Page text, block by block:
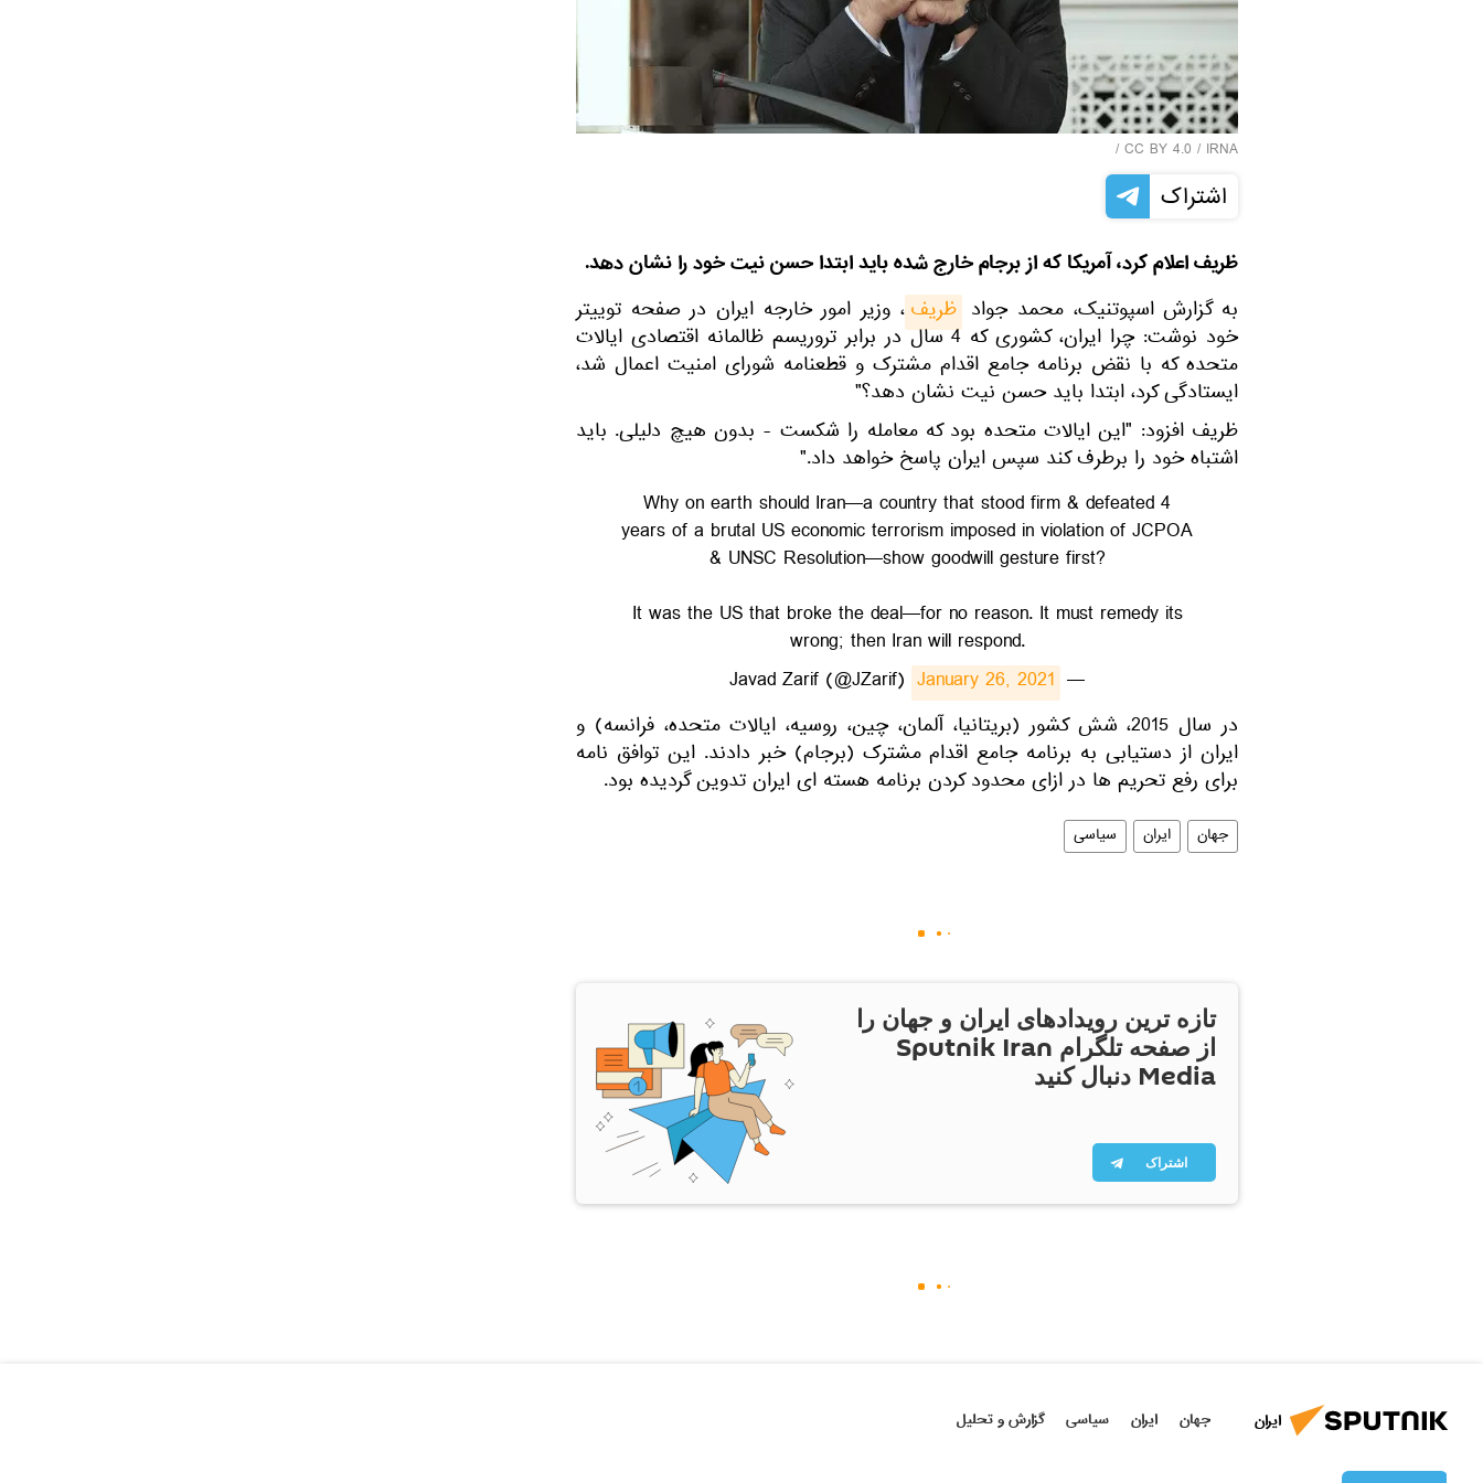
CC BY 4.0 / IRNA
/
اشتراک
ظریف اعلام کرد، آمریکا که از برجام خارج شده باید ابتدا حسن نیت خود را نشان دهد.
به گزارش اسپوتنیک، محمد جواد ظریف، وزیر امور خارجه ایران در صفحه توییتر
خود نوشت: چرا ایران، کشوری که 4 سال در برابر تروریسم ظالمانه اقتصادی ایالات
متحده که با نقض برنامه جامع اقدام مشترک و قطعنامه شورای امنیت اعمال شد،
ایستادگی کرد، ابتدا باید حسن نیت نشان دهد؟"
ظریف افزود: "این ایالات متحده بود که معامله را شکست - بدون هیچ دلیلی. باید
اشتباه خود را برطرف کند سپس ایران پاسخ خواهد داد."
Why on earth should Iran—a country that stood firm & defeated 4
years of a brutal US economic terrorism imposed in violation of JCPOA
& UNSC Resolution—show goodwill gesture first?
It was the US that broke the deal—for no reason. It must remedy its
wrong; then Iran will respond.
— Javad Zarif (@JZarif)
January 26, 2021
در سال 2015، شش کشور (بریتانیا، آلمان، چین، روسیه، ایالات متحده، فرانسه) و
ایران از دستیابی به برنامه جامع اقدام مشترک (برجام) خبر دادند. این توافق نامه
برای رفع تحریم ها در ازای محدود کردن برنامه هسته ای ایران تدوین گردیده بود.
جهان ایران سیاسی
تازه ترین رویدادهای ایران و جهان را
از صفحه تلگرام Sputnik Iran
Media دنبال کنید
اشتراک
ایران جهان ایران سیاسی گزارش و تحلیل